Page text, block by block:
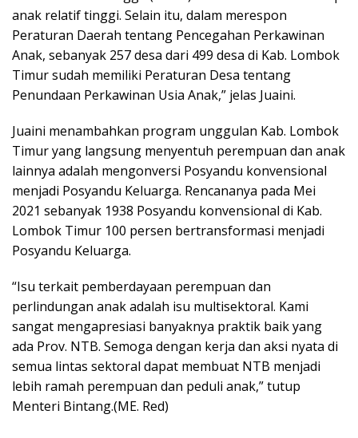
anak relatif tinggi. Selain itu, dalam merespon
Peraturan Daerah tentang Pencegahan Perkawinan
Anak, sebanyak 257 desa dari 499 desa di Kab. Lombok
Timur sudah memiliki Peraturan Desa tentang
Penundaan Perkawinan Usia Anak,” jelas Juaini.
Juaini menambahkan program unggulan Kab. Lombok
Timur yang langsung menyentuh perempuan dan anak
lainnya adalah mengonversi Posyandu konvensional
menjadi Posyandu Keluarga. Rencananya pada Mei
2021 sebanyak 1938 Posyandu konvensional di Kab.
Lombok Timur 100 persen bertransformasi menjadi
Posyandu Keluarga.
“Isu terkait pemberdayaan perempuan dan
perlindungan anak adalah isu multisektoral. Kami
sangat mengapresiasi banyaknya praktik baik yang
ada Prov. NTB. Semoga dengan kerja dan aksi nyata di
semua lintas sektoral dapat membuat NTB menjadi
lebih ramah perempuan dan peduli anak,” tutup
Menteri Bintang.(ME. Red)